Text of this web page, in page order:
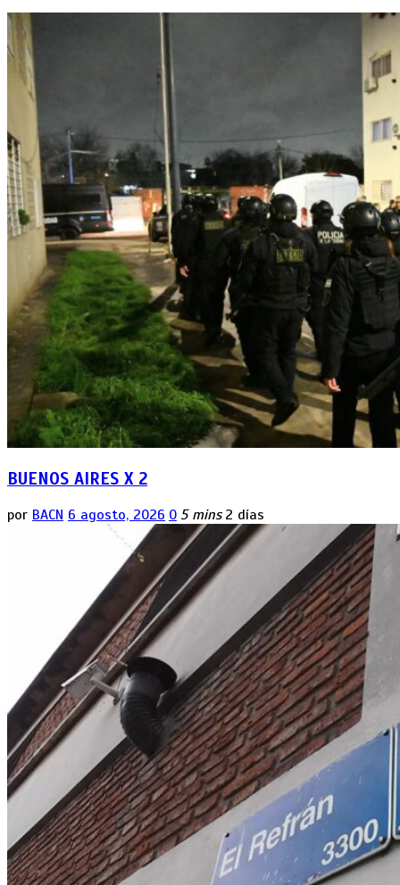
BUENOS AIRES X 2
por BACN 6 agosto, 2026 0 5 mins 2 días